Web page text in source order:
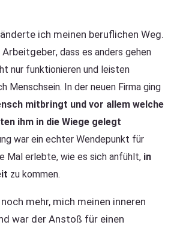
ich meinen beruflichen Weg.
Arbeitgeber, dass es anders gehen
nur funktionieren und leisten
Menschsein. In der neuen Firma ging
mitbringt und vor allem welche
ihm in die Wiege gelegt
war ein echter Wendepunkt für
Mal erlebte, wie es sich anfühlt, in
zu kommen.
mehr, mich meinen inneren
war der Anstoß für einen